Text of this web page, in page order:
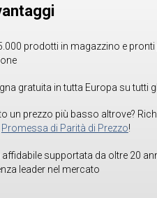
prodotti in magazzino e pronti
gratuita in tutta Europa su tutti
un prezzo più basso altrove?
Promessa di Parità di Prezzo!
affidabile supportata da oltre 20
leader nel mercato